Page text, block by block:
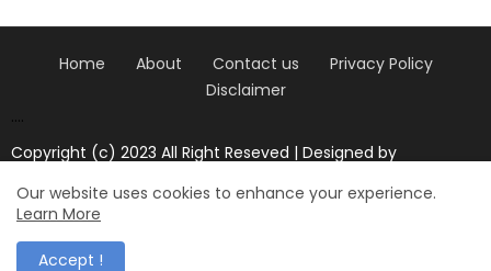
Home About Contact us
Privacy Policy
Disclaimer
....
Copyright (c) 2023 All Right Reseved | Designed by
Design by -
| Distributed by
Our website uses cookies to enhance your experience.
Learn More
Accept !